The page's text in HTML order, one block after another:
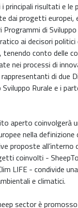
risultati e
dai progetti europei,
di
ai decisori politici
conto delle
nei processi di
di due
Sviluppo Rurale e i
aperto coinvolgerà
nella definizione
proposte all’interno
coinvolti -
LIFE - condivide
e climatici.
sector è